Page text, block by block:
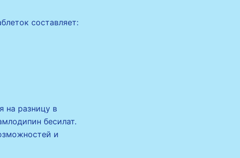
составляет:
на разницу в
бесилат.
и